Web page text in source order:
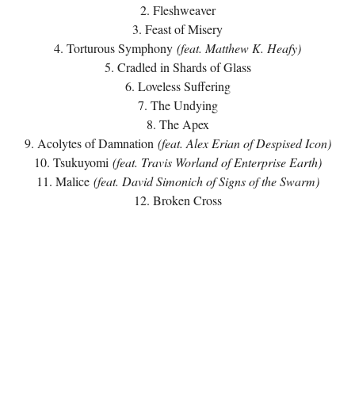
2. Fleshweaver
3. Feast of Misery
4. Torturous Symphony (feat. Matthew K. Heafy)
5. Cradled in Shards of Glass
6. Loveless Suffering
7. The Undying
8. The Apex
9. Acolytes of Damnation (feat. Alex Erian of Despised Icon)
10. Tsukuyomi (feat. Travis Worland of Enterprise Earth)
11. Malice (feat. David Simonich of Signs of the Swarm)
12. Broken Cross